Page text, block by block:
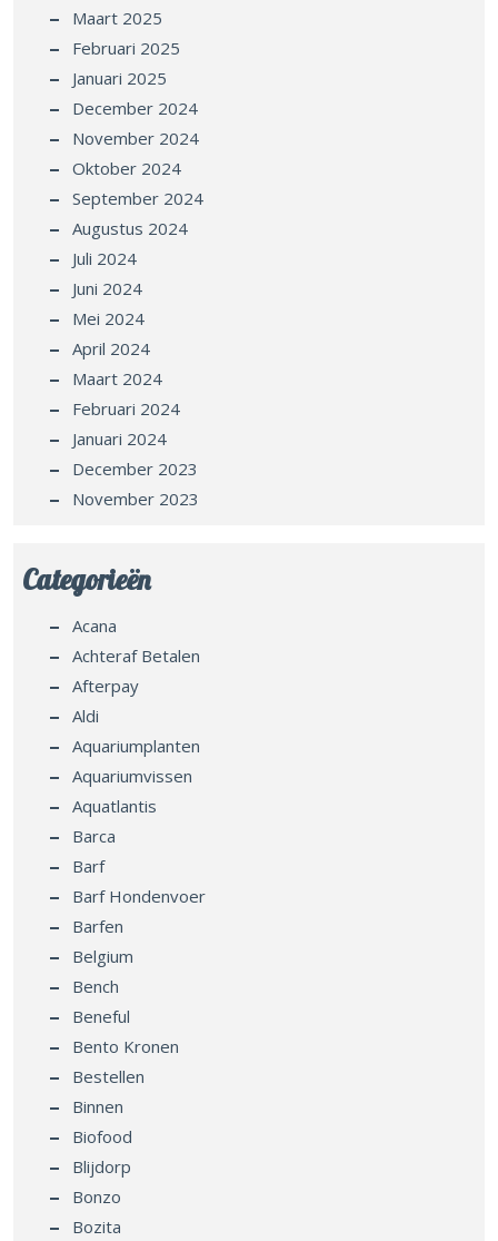
Maart 2025
Februari 2025
Januari 2025
December 2024
November 2024
Oktober 2024
September 2024
Augustus 2024
Juli 2024
Juni 2024
Mei 2024
April 2024
Maart 2024
Februari 2024
Januari 2024
December 2023
November 2023
Categorieën
Acana
Achteraf Betalen
Afterpay
Aldi
Aquariumplanten
Aquariumvissen
Aquatlantis
Barca
Barf
Barf Hondenvoer
Barfen
Belgium
Bench
Beneful
Bento Kronen
Bestellen
Binnen
Biofood
Blijdorp
Bonzo
Bozita